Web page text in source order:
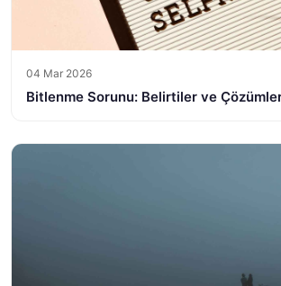
04 Mar 2026
Bitlenme Sorunu: Belirtiler ve